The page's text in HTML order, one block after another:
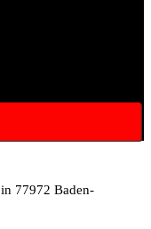
77972 Baden-